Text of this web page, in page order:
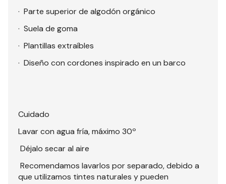
· Parte superior de algodón orgánico
· Suela de goma
· Plantillas extraíbles
· Diseño con cordones inspirado en un barco
Cuidado
Lavar con agua fría, máximo 30º
Déjalo secar al aire
Recomendamos lavarlos por separado, debido a
que utilizamos tintes naturales y pueden